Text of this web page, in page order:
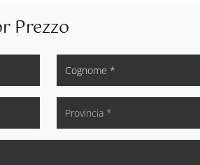
Prezzo